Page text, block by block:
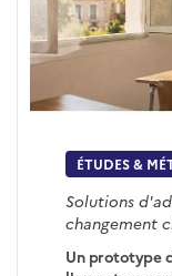
ÉTUDES &
Solutions
changement
Un prototype